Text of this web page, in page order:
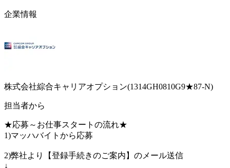
企業情報
株式会社綜合キャリアオプション(1314GH0810G9★87-N)
担当者から
★応募～お仕事スタートの流れ★
1)マッハバイトから応募
2)弊社より【登録手続きのご案内】のメール送信
↓